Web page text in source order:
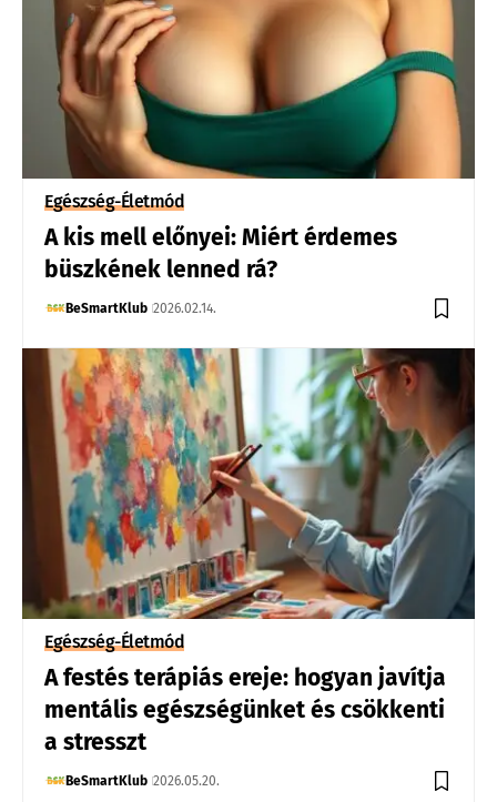
Egészség-Életmód
A kis mell előnyei: Miért érdemes
büszkének lenned rá?
BeSmartKlub 2026.02.14.
Egészség-Életmód
A festés terápiás ereje: hogyan javítja
mentális egészségünket és csökkenti
a stresszt
BeSmartKlub 2026.05.20.